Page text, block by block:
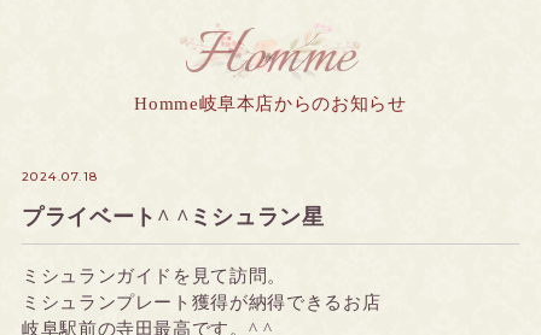
Homme
Homme岐阜本店からのお知らせ
2024.07.18
プライベート^ ^ミシュラン星
ミシュランガイドを見て訪問。
ミシュランプレート獲得が納得できるお店
岐阜駅前の寺田最高です。^ ^